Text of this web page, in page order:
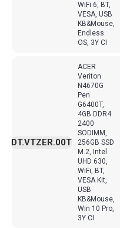
WiFi 6, BT,
VESA, USB
KB&Mouse,
Endless
OS, 3Y CI
ACER
Veriton
N4670G
Pen
G6400T,
4GB DDR4
2400
SODIMM,
256GB SSD
M.2, Intel
UHD 630,
WiFi, BT,
VESA Kit,
USB
KB&Mouse,
Win 10 Pro,
3Y CI
DT.VTZER.00T